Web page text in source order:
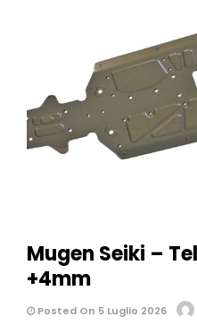
Mugen Seiki –
+4mm
Posted On 5 Luglio 2026